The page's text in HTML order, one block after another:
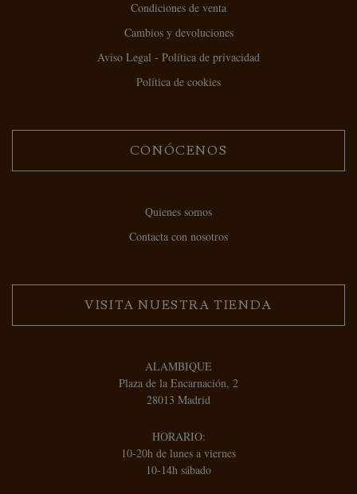
Condiciones de venta
Cambios y devoluciones
Aviso Legal - Política de privacidad
Política de cookies
CONÓCENOS
Quienes somos
Contacta con nosotros
VISITA NUESTRA TIENDA
ALAMBIQUE
Plaza de la Encarnación, 2
28013 Madrid
HORARIO:
10-20h de lunes a viernes
10-14h sábado